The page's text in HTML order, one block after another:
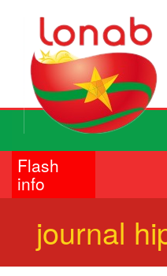
principal
Main
navigation
User
account
menu
Flash
info
journal